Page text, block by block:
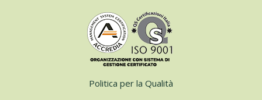
Politica per la Qualità